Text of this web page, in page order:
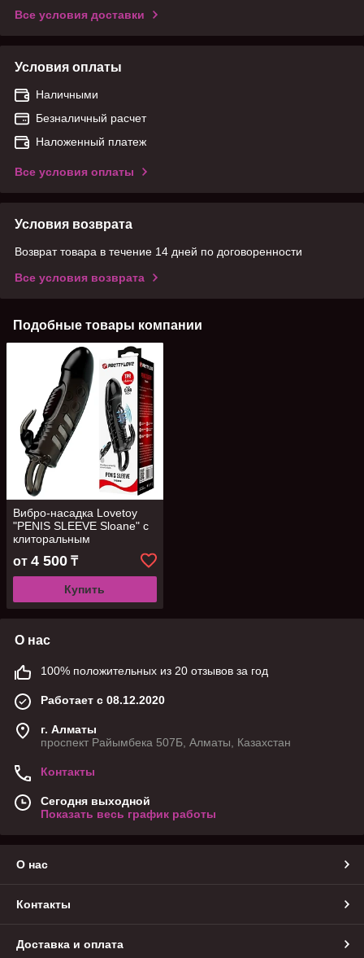
Все условия доставки
Условия оплаты
Наличными
Безналичный расчет
Наложенный платеж
Все условия оплаты
Условия возврата
Возврат товара в течение 14 дней по договоренности
Все условия возврата
Подобные товары компании
Вибро-насадка Lovetoy
"PENIS SLEEVE Sloane" с
клиторальным
от 4 500 ₸
Купить
О нас
100% положительных из 20 отзывов за год
Работает с 08.12.2020
г. Алматы
проспект Райымбека 507Б, Алматы, Казахстан
Контакты
Сегодня выходной
Показать весь график работы
О нас
Контакты
Доставка и оплата